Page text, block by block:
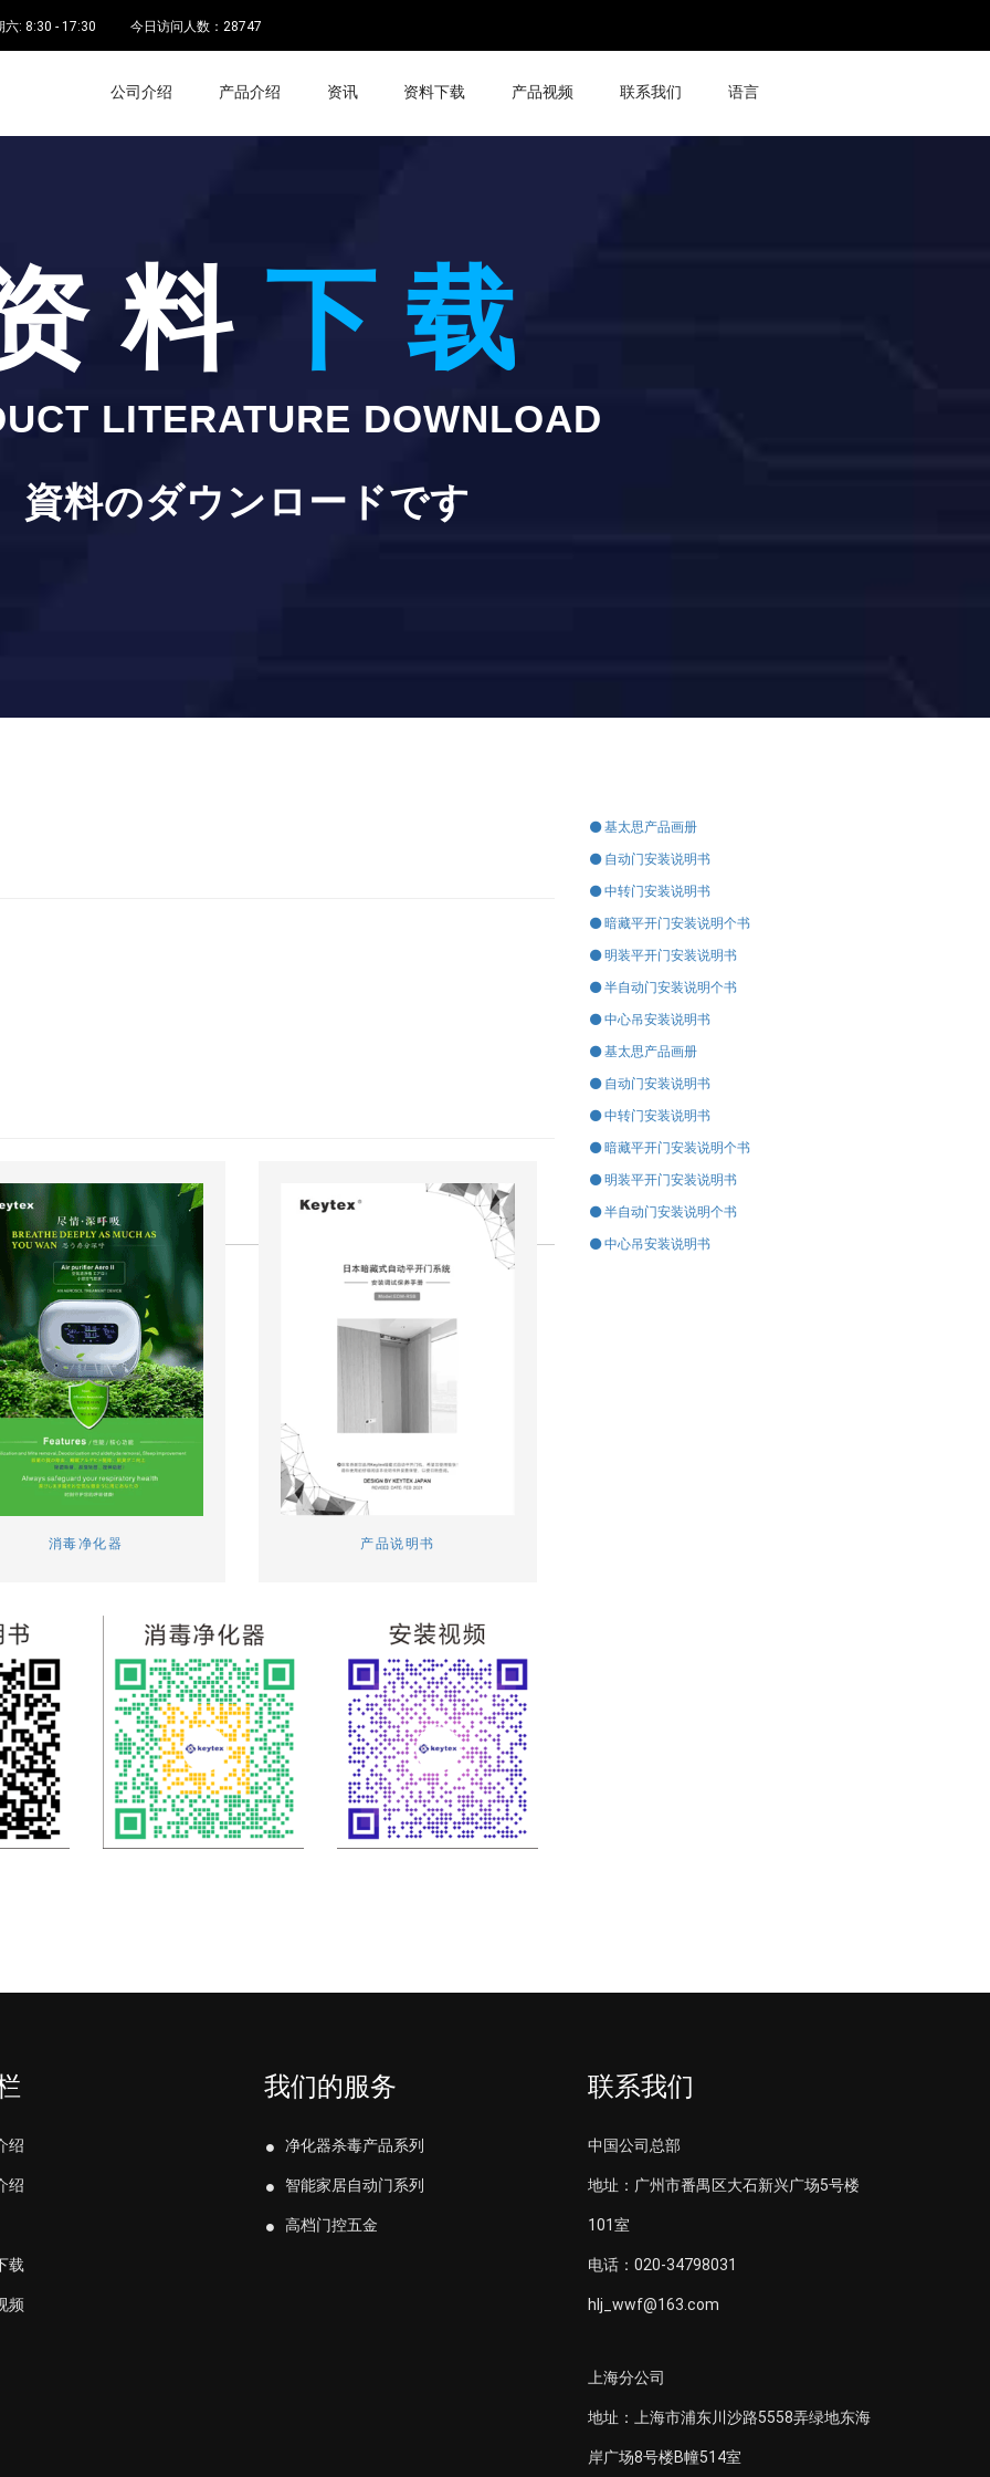
六: 8:30 - 17:30 今日访问人数： 28747
公司介绍 产品介绍 资讯 资料下载 产品视频 联系我们 语言
料 下 载
LITERATURE DOWNLOAD
資料のダウンロードです
消毒净化器 产品说明书
基太思产品画册
自动门安装说明书
中转门安装说明书
暗藏平开门安装说明个书
明装平开门安装说明书
半自动门安装说明个书
中心吊安装说明书
基太思产品画册
自动门安装说明书
中转门安装说明书
暗藏平开门安装说明个书
明装平开门安装说明书
半自动门安装说明个书
中心吊安装说明书
绍
绍
载
频
我们的服务
净化器杀毒产品系列
智能家居自动门系列
高档门控五金
联系我们
中国公司总部
地址：广州市番禺区大石新兴广场5号楼
101室
电话：020-34798031
hlj_wwf@163.com
上海分公司
地址：上海市浦东川沙路5558弄绿地东海
岸广场8号楼B幢514室